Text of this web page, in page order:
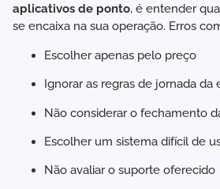
aplicativos de ponto, é entender
se encaixa na sua operação. Erros
Escolher apenas pelo preço
Ignorar as regras de jornada da
Não considerar o fechamento
Escolher um sistema difícil de
Não avaliar o suporte oferecido